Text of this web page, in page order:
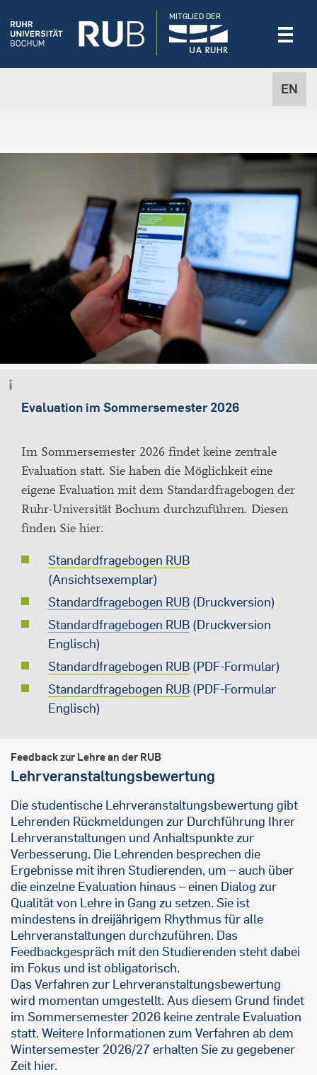
EN
MITGLIED DER
Evaluation im Sommersemester 2026
Im Sommersemester 2026 findet keine zentrale
Evaluation statt. Sie haben die Möglichkeit eine
eigene Evaluation mit dem Standardfragebogen der
Ruhr-Universität Bochum durchzuführen. Diesen
finden Sie hier:
Standardfragebogen RUB
(Ansichtsexemplar)
Standardfragebogen RUB (Druckversion)
Standardfragebogen RUB (Druckversion
Englisch)
Standardfragebogen RUB (PDF-Formular)
Standardfragebogen RUB (PDF-Formular
Englisch)
Feedback zur Lehre an der RUB
Lehrveranstaltungsbewertung
Die studentische Lehrveranstaltungsbewertung gibt
Lehrenden Rückmeldungen zur Durchführung Ihrer
Lehrveranstaltungen und Anhaltspunkte zur
Verbesserung. Die Lehrenden besprechen die
Ergebnisse mit ihren Studierenden, um – auch über
die einzelne Evaluation hinaus – einen Dialog zur
Qualität von Lehre in Gang zu setzen. Sie ist
mindestens in dreijährigem Rhythmus für alle
Lehrveranstaltungen durchzuführen. Das
Feedbackgespräch mit den Studierenden steht dabei
im Fokus und ist obligatorisch.
Das Verfahren zur Lehrveranstaltungsbewertung
wird momentan umgestellt. Aus diesem Grund findet
im Sommersemester 2026 keine zentrale Evaluation
statt. Weitere Informationen zum Verfahren ab dem
Wintersemester 2026/27 erhalten Sie zu gegebener
Zeit hier.